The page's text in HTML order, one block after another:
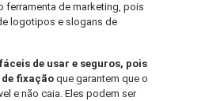
ferramenta de marketing, pois
logotipos e slogans de
de usar e seguros, pois
fixação que garantem que o
e não caia. Eles podem ser